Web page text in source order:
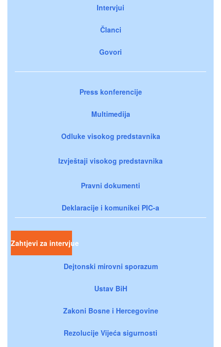
Intervjui
Članci
Govori
Press konferencije
Multimedija
Odluke visokog predstavnika
Izvještaji visokog predstavnika
Pravni dokumenti
Deklaracije i komunikei PIC-a
Zahtjevi za intervjue
Dejtonski mirovni sporazum
Ustav BiH
Zakoni Bosne i Hercegovine
Rezolucije Vijeća sigurnosti